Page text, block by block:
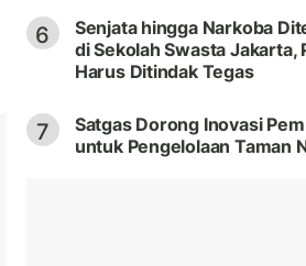
6
Senjata hingga Narkoba
di Sekolah Swasta Jakarta,
Harus Ditindak Tegas
7
Satgas Dorong Inovasi
untuk Pengelolaan Taman